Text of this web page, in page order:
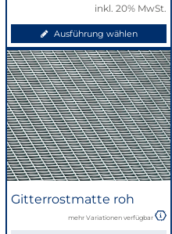
inkl. 20% MwSt.
Ausführung wählen
Gitterrostmatte roh
mehr Variationen verfügbar